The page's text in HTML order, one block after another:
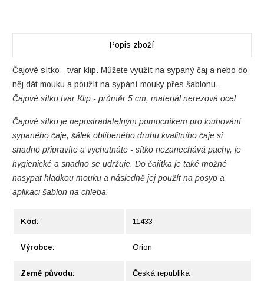
Popis zboží
Čajové sítko - tvar klip. Můžete využít na sypaný čaj a nebo do
něj dát mouku a použít na sypání mouky přes šablonu.
Čajové sítko tvar Klip - průměr 5 cm, materiál nerezová ocel
Čajové sítko je nepostradatelným pomocníkem pro louhování
sypaného čaje, šálek oblíbeného druhu kvalitního čaje si
snadno připravíte a vychutnáte - sítko nezanechává pachy, je
hygienické a snadno se udržuje. Do čajítka je také možné
nasypat hladkou mouku a následně jej použít na posyp a
aplikaci šablon na chleba.
Kód: 11433
Výrobce: Orion
Země původu: Česká republika